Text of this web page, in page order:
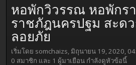
หอพักวิวรรณ หอพักร
ราชภัฎนครปฐม สะด
ลอยภัย
เริ่มโดย somchaizs, มิถุนายน 19, 2020,
0 สมาชิก และ 1 ผู้มาเยือน กำลังดูหัวข้อนี้